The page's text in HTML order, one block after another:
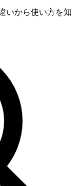
いから使い方を知